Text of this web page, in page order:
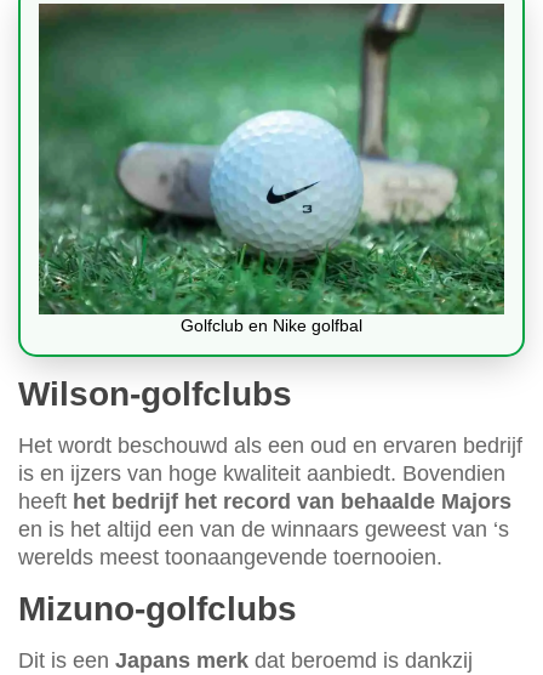
Golfclub en Nike golfbal
Wilson-golfclubs
Het wordt beschouwd als een oud en ervaren bedrijf
is en ijzers van hoge kwaliteit aanbiedt. Bovendien
heeft het bedrijf het record van behaalde Majors
en is het altijd een van de winnaars geweest van ‘s
werelds meest toonaangevende toernooien.
Mizuno-golfclubs
Dit is een Japans merk dat beroemd is dankzij